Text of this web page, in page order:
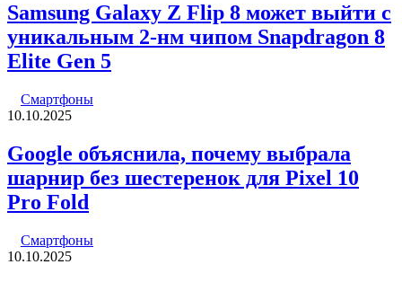
Samsung Galaxy Z Flip 8 может выйти с
уникальным 2-нм чипом Snapdragon 8
Elite Gen 5
Смартфоны
10.10.2025
Google объяснила, почему выбрала
шарнир без шестеренок для Pixel 10
Pro Fold
Смартфоны
10.10.2025